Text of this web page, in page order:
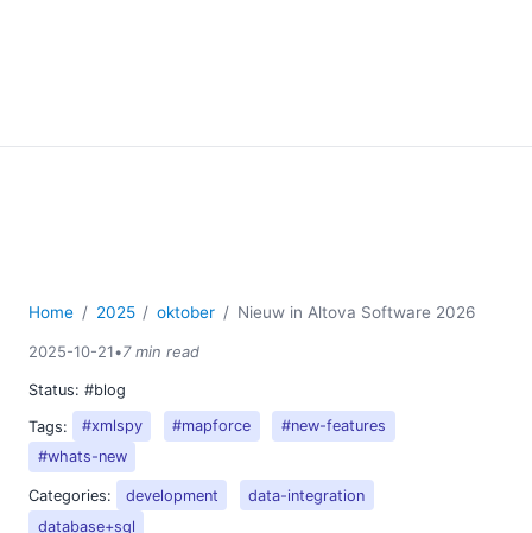
Home 2025 oktober Nieuw in Altova Software 2026
2025-10-21•7 min read
Status: #blog
Tags:
#xmlspy #mapforce
#new-features
#whats-new
Categories: development
data-integration
database+sql